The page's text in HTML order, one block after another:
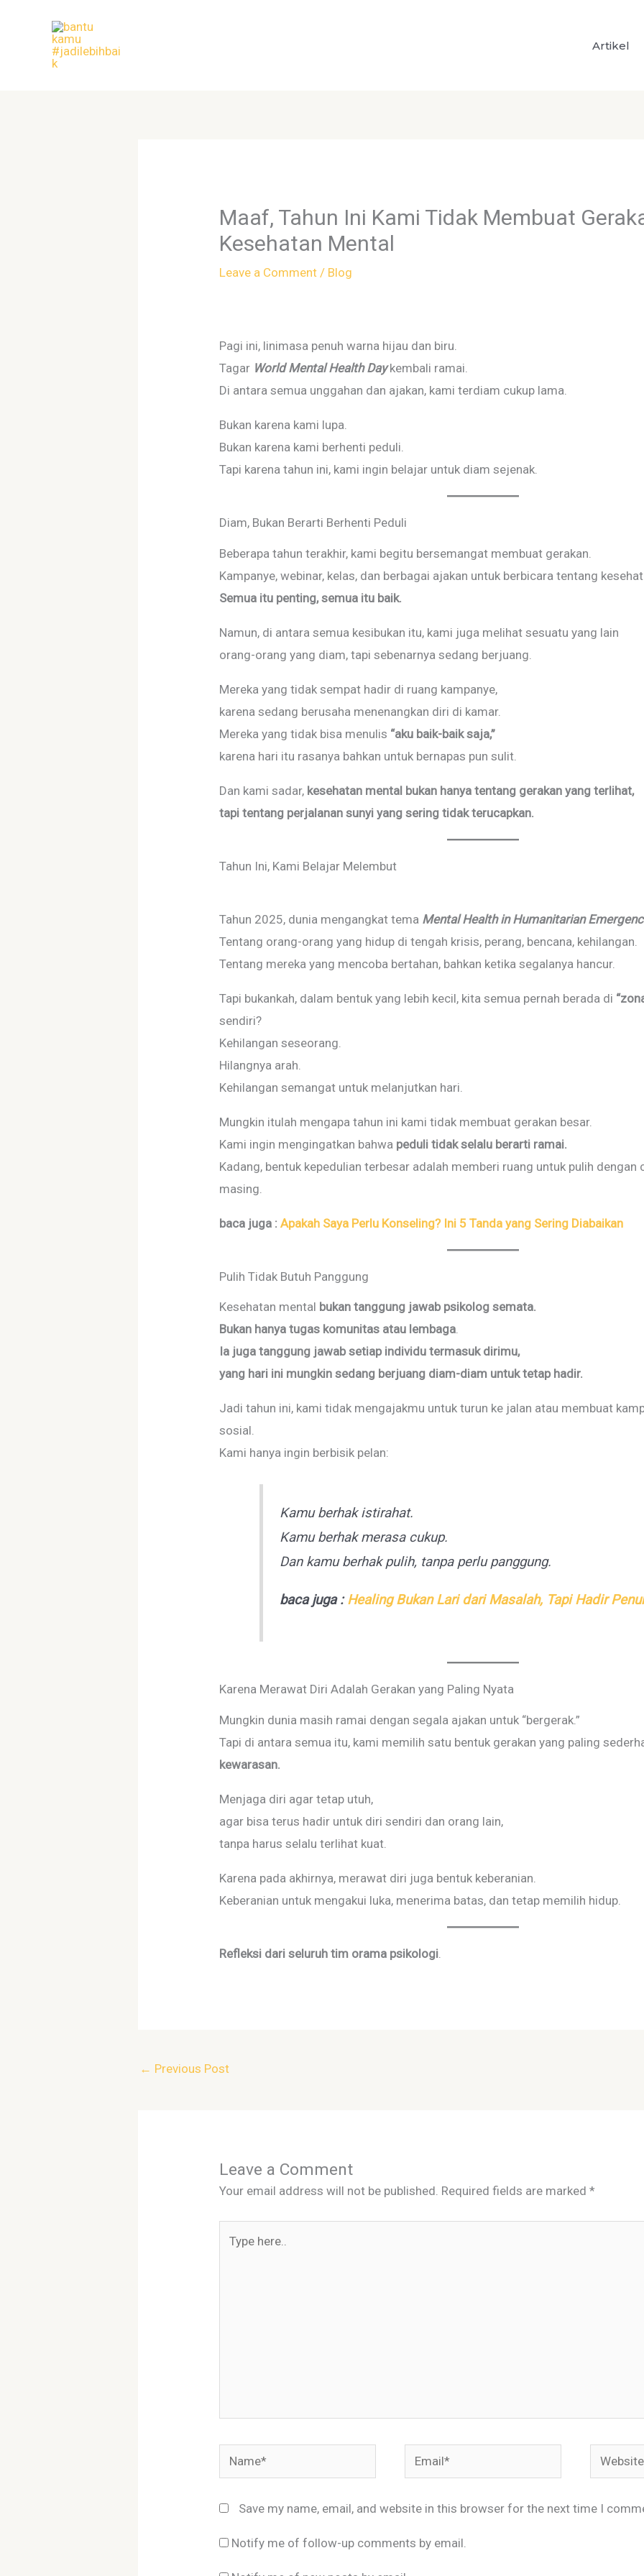
Artikel
Maaf, Tahun Ini Kami Tidak Membuat
Kesehatan Mental
Leave a Comment / Blog
Pagi ini, linimasa penuh warna hijau dan biru.
Tagar World Mental Health Day kembali ramai.
Di antara semua unggahan dan ajakan, kami terdiam cukup lama.
Bukan karena kami lupa.
Bukan karena kami berhenti peduli.
Tapi karena tahun ini, kami ingin belajar untuk diam sejenak.
Diam, Bukan Berarti Berhenti Peduli
Beberapa tahun terakhir, kami begitu bersemangat membuat gerakan.
Kampanye, webinar, kelas, dan berbagai ajakan untuk berbicara tentang
Semua itu penting, semua itu baik.
Namun, di antara semua kesibukan itu, kami juga melihat sesuatu yang lain
orang-orang yang diam, tapi sebenarnya sedang berjuang.
Mereka yang tidak sempat hadir di ruang kampanye,
karena sedang berusaha menenangkan diri di kamar.
Mereka yang tidak bisa menulis “aku baik-baik saja,”
karena hari itu rasanya bahkan untuk bernapas pun sulit.
Dan kami sadar, kesehatan mental bukan hanya tentang gerakan yang terlihat,
tapi tentang perjalanan sunyi yang sering tidak terucapkan.
Tahun Ini, Kami Belajar Melembut
Tahun 2025, dunia mengangkat tema Mental Health in Humanitarian
Tentang orang-orang yang hidup di tengah krisis, perang, bencana, kehilangan.
Tentang mereka yang mencoba bertahan, bahkan ketika segalanya hancur.
Tapi bukankah, dalam bentuk yang lebih kecil, kita semua pernah berada di
sendiri?
Kehilangan seseorang.
Hilangnya arah.
Kehilangan semangat untuk melanjutkan hari.
Mungkin itulah mengapa tahun ini kami tidak membuat gerakan besar.
Kami ingin mengingatkan bahwa peduli tidak selalu berarti ramai.
Kadang, bentuk kepedulian terbesar adalah memberi ruang untuk pulih dengan
masing.
baca juga :Apakah Saya Perlu Konseling? Ini 5 Tanda yang Sering Diabaikan
Pulih Tidak Butuh Panggung
Kesehatan mental bukan tanggung jawab psikolog semata.
Bukan hanya tugas komunitas atau lembaga.
Ia juga tanggung jawab setiap individu termasuk dirimu,
yang hari ini mungkin sedang berjuang diam-diam untuk tetap hadir.
Jadi tahun ini, kami tidak mengajakmu untuk turun ke jalan atau membuat
sosial.
Kami hanya ingin berbisik pelan:
Kamu berhak istirahat.
Kamu berhak merasa cukup.
Dan kamu berhak pulih, tanpa perlu panggung.
baca juga :Healing Bukan Lari dari Masalah, Tapi Hadir
Karena Merawat Diri Adalah Gerakan yang Paling Nyata
Mungkin dunia masih ramai dengan segala ajakan untuk “bergerak.”
Tapi di antara semua itu, kami memilih satu bentuk gerakan yang paling
kewarasan.
Menjaga diri agar tetap utuh,
agar bisa terus hadir untuk diri sendiri dan orang lain,
tanpa harus selalu terlihat kuat.
Karena pada akhirnya, merawat diri juga bentuk keberanian.
Keberanian untuk mengakui luka, menerima batas, dan tetap memilih hidup.
Refleksi dari seluruh tim orama psikologi
← Previous Post
Leave a Comment
Your email address will not be published. Required fields are marked*
Name* Email* Website
Save my name, email, and website in this browser for the next time I
Notify me of follow-up comments by email.